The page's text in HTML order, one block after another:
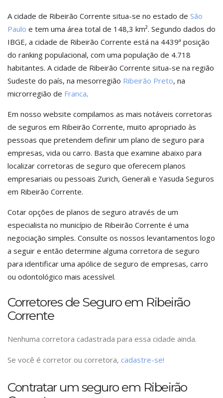
A cidade de Ribeirão Corrente situa-se no estado de São
Paulo e tem uma área total de 148,3 km². Segundo dados do
IBGE, a cidade de Ribeirão Corrente está na 4439ª posição
do ranking populacional, com uma população de 4.718
habitantes. A cidade de Ribeirão Corrente situa-se na região
Sudeste do país, na mesorregião Ribeirão Preto, na
microrregião de Franca.
Em nosso website compilamos as mais notáveis corretoras
de seguros em Ribeirão Corrente, muito apropriado às
pessoas que pretendem definir um plano de seguro para
empresas, vida ou carro. Basta que examine abaixo para
localizar corretoras de seguro que oferecem planos
empresariais ou pessoais Zurich, Generali e Yasuda Seguros
em Ribeirão Corrente.
Cotar opções de planos de seguro através de um
especialista no município de Ribeirão Corrente é uma
negociação simples. Consulte os nossos levantamentos logo
a seguir e então determine alguma corretora de seguro
para identificar uma apólice de seguro de empresas, carro
ou odontológico mais acessível.
Corretores de Seguro em Ribeirão
Corrente
Nenhuma corretora cadastrada para essa cidade ainda.
Se você é corretor ou corretora, cadastre-se!
Contratar um seguro em Ribeirão